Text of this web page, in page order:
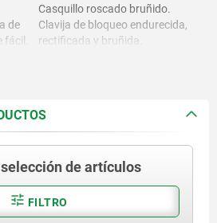
de
fácil.
Casquillo roscado bruñido.
Clavija de bloqueo endurecida,
rectificada y bruñida.
Clavija de bloqueo endurecida y
rectificada, acabado natural.
Clavija de bloqueo no endurecida
y rectificada, acabado natural.
Botón de maniobra gris
negruzco RAL 7021.
de artículos
FILTRO